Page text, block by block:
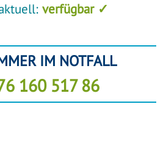
verfügbar ✓
IM NOTFALL
160 517 86